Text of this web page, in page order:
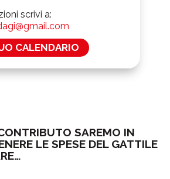
scrivi a:
CALENDARIO
SAREMO IN
LE SPESE DEL GATTILE